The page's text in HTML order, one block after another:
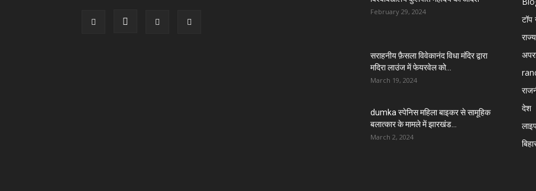
February 29, 2024
सराहनीय फ़ैसला विवेकानंद विधा मंदिर द्वारा
मदिरा लाउंज में फेयरवेल को...
March 19, 2024
dumka स्पेनिस महिला बाइकर से सामूहिक
बलात्कार के मामले में झारखंड...
March 2, 2024
टॉप
देश